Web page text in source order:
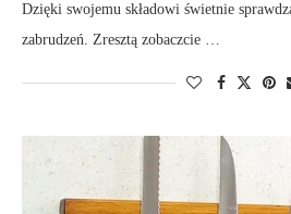
Dzięki swojemu składowi świetnie
zabrudzeń. Zresztą zobaczcie …